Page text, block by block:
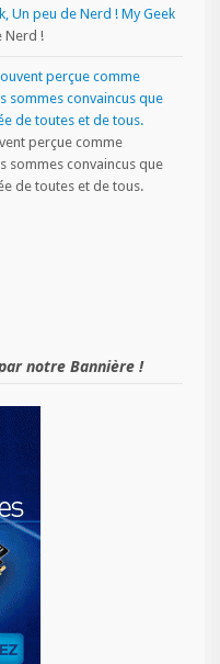
My Geek
Nerd !
perçue comme
sommes convaincus que
de toutes et de tous.
notre Bannière !